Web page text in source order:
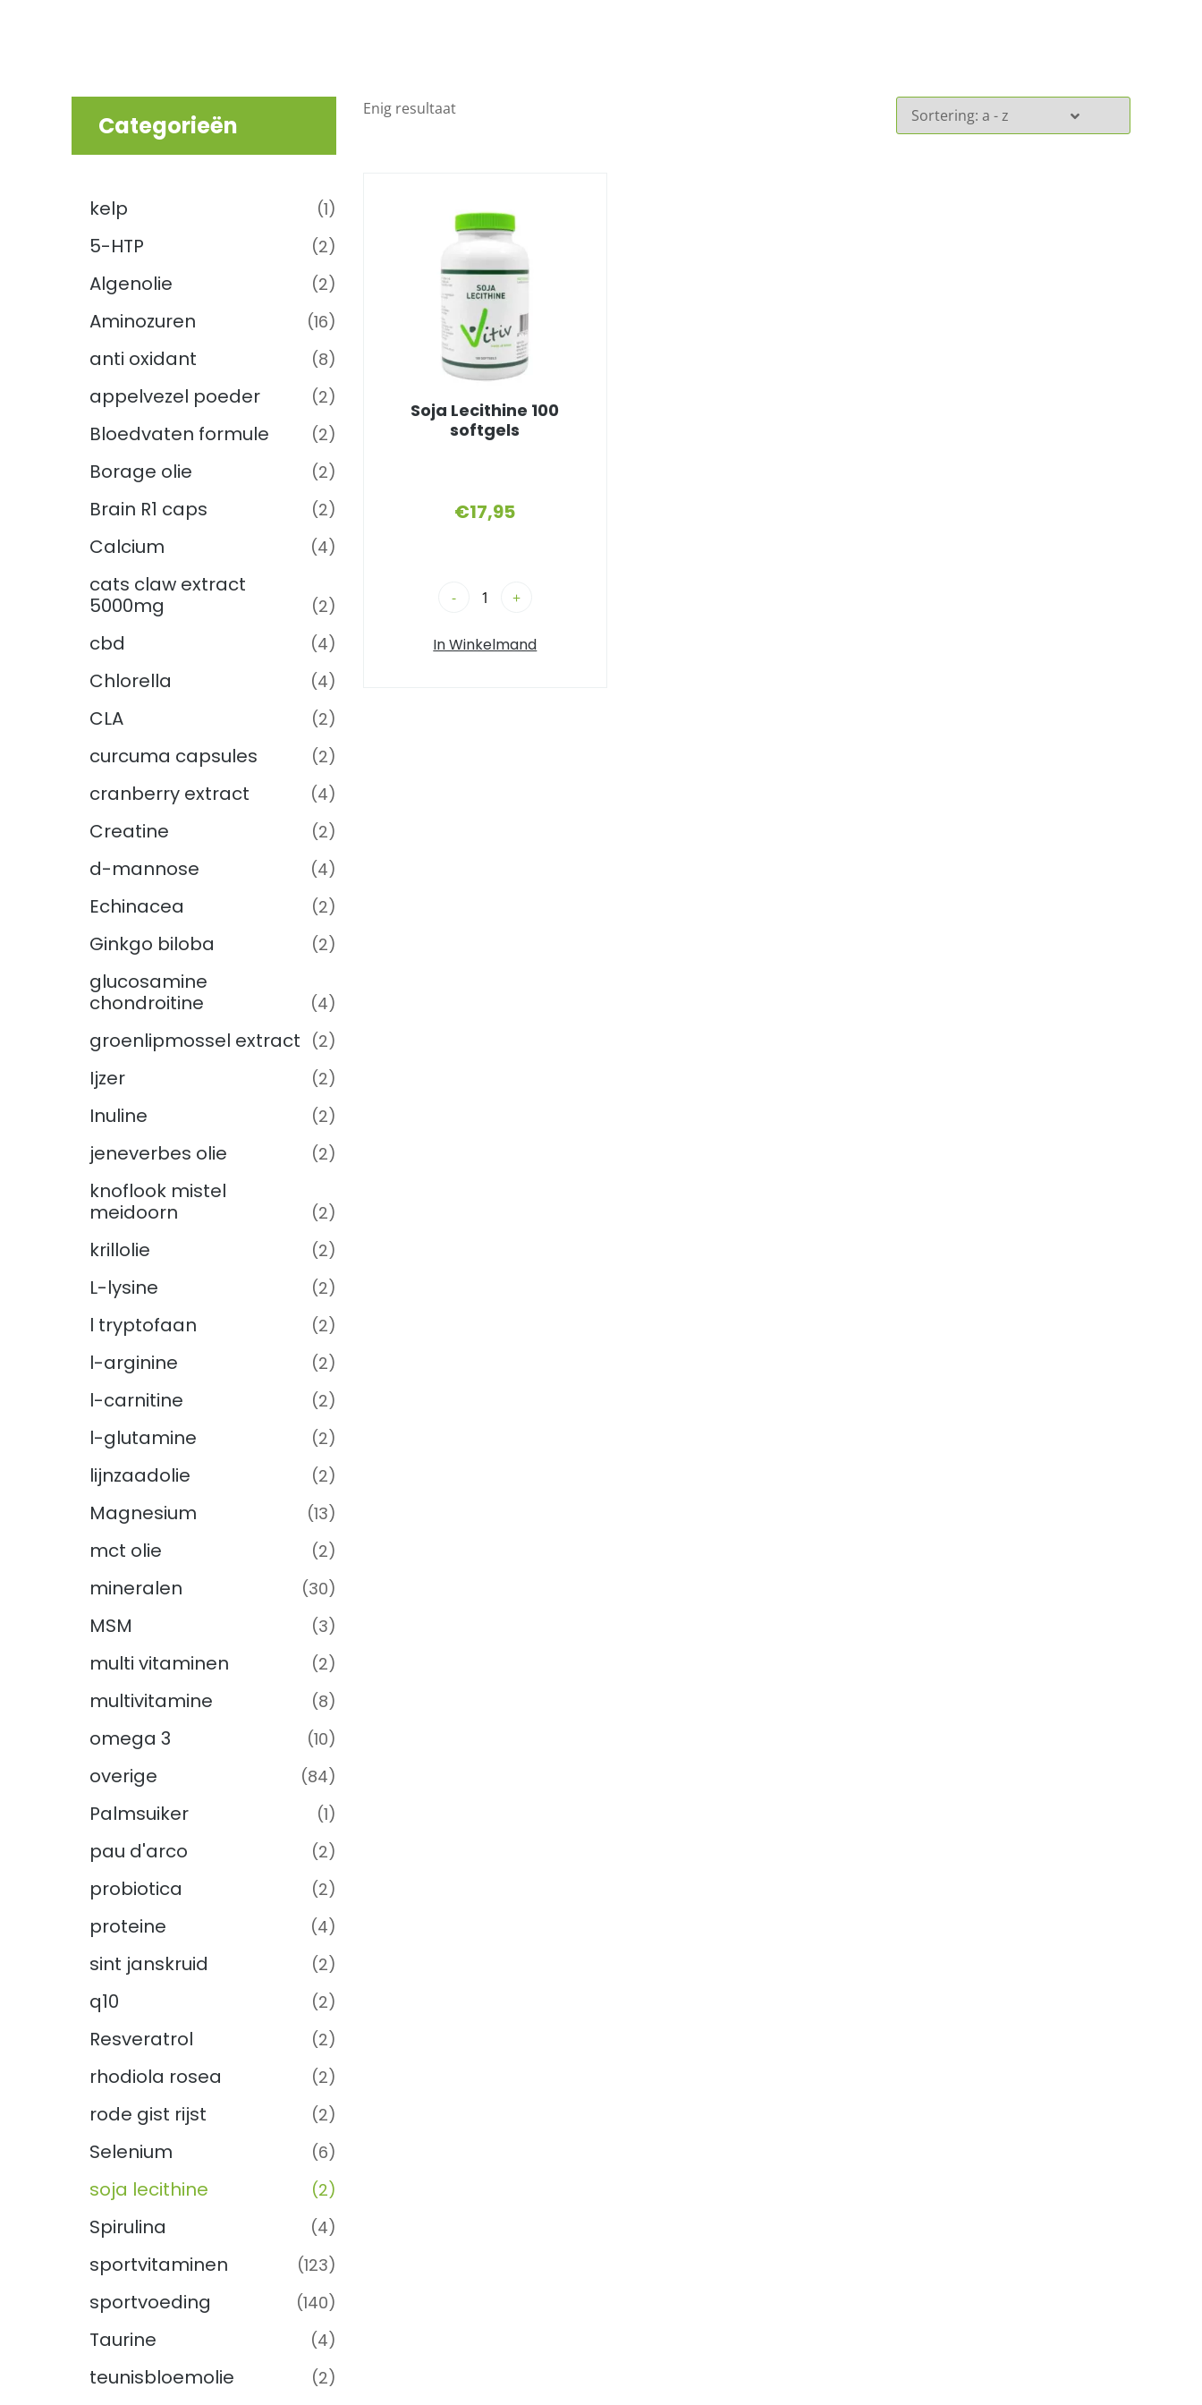
Categorieën
Supplementen (221)
kelp (1)
5-HTP (2)
Algenolie (2)
Aminozuren (16)
anti oxidant (8)
appelvezel poeder (2)
Bloedvaten formule (2)
Borage olie (2)
Brain R1 caps (2)
Calcium (4)
cats claw extract
5000mg
(2)
cbd (4)
Chlorella (4)
CLA (2)
curcuma capsules (2)
cranberry extract (4)
Creatine (2)
d-mannose (4)
Echinacea (2)
Ginkgo biloba (2)
glucosamine
chondroitine
(4)
groenlipmossel extract (2)
Ijzer (2)
Inuline (2)
jeneverbes olie (2)
knoflook mistel
meidoorn
(2)
krillolie (2)
L-lysine (2)
l tryptofaan (2)
l-arginine (2)
l-carnitine (2)
l-glutamine (2)
lijnzaadolie (2)
Magnesium (13)
mct olie (2)
mineralen (30)
MSM (3)
multi vitaminen (2)
multivitamine (8)
omega 3 (10)
overige (84)
Palmsuiker (1)
pau d'arco (2)
probiotica (2)
proteine (4)
sint janskruid (2)
q10 (2)
Resveratrol (2)
rhodiola rosea (2)
rode gist rijst (2)
Selenium (6)
soja lecithine (2)
Spirulina (4)
sportvitaminen (123)
sportvoeding (140)
Taurine (4)
teunisbloemolie (2)
Enig resultaat
Soja Lecithine 100
softgels
€17,95
- +
In Winkelmand